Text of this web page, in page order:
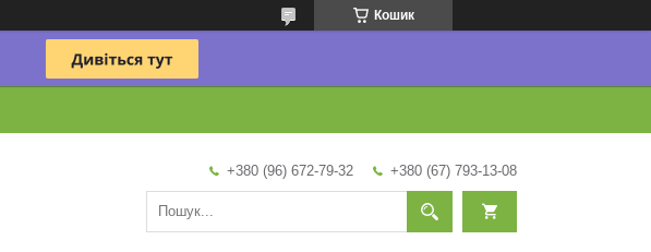
Кошик
+380 (96) 672-79-32 +380 (67) 793-13-08